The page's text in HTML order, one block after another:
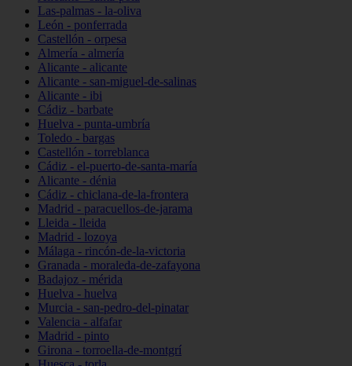
Las-palmas - la-oliva
León - ponferrada
Castellón - orpesa
Almería - almería
Alicante - alicante
Alicante - san-miguel-de-salinas
Alicante - ibi
Cádiz - barbate
Huelva - punta-umbría
Toledo - bargas
Castellón - torreblanca
Cádiz - el-puerto-de-santa-maría
Alicante - dénia
Cádiz - chiclana-de-la-frontera
Madrid - paracuellos-de-jarama
Lleida - lleida
Madrid - lozoya
Málaga - rincón-de-la-victoria
Granada - moraleda-de-zafayona
Badajoz - mérida
Huelva - huelva
Murcia - san-pedro-del-pinatar
Valencia - alfafar
Madrid - pinto
Girona - torroella-de-montgrí